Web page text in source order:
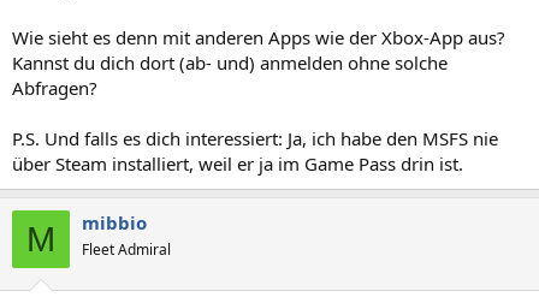
Wie sieht es denn mit anderen Apps wie der Xbox-App aus?
Kannst du dich dort (ab- und) anmelden ohne solche
Abfragen?
P.S. Und falls es dich interessiert: Ja, ich habe den MSFS nie
über Steam installiert, weil er ja im Game Pass drin ist.
M mibbio
Fleet Admiral